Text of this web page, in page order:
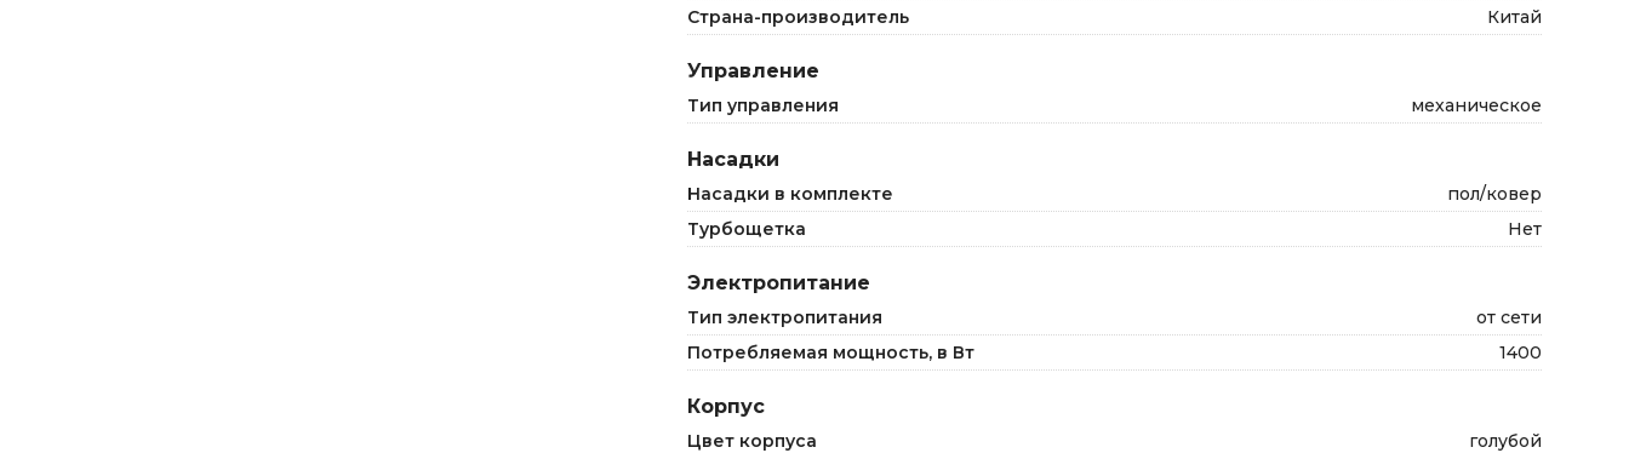
Страна-производитель
Китай
Управление
Тип управления механическое
Насадки
Насадки в комплекте
пол/ковер
Турбощетка
Нет
Электропитание
Тип электропитания
от сети
Потребляемая мощность, в Вт
1400
Корпус
Цвет корпуса
голубой